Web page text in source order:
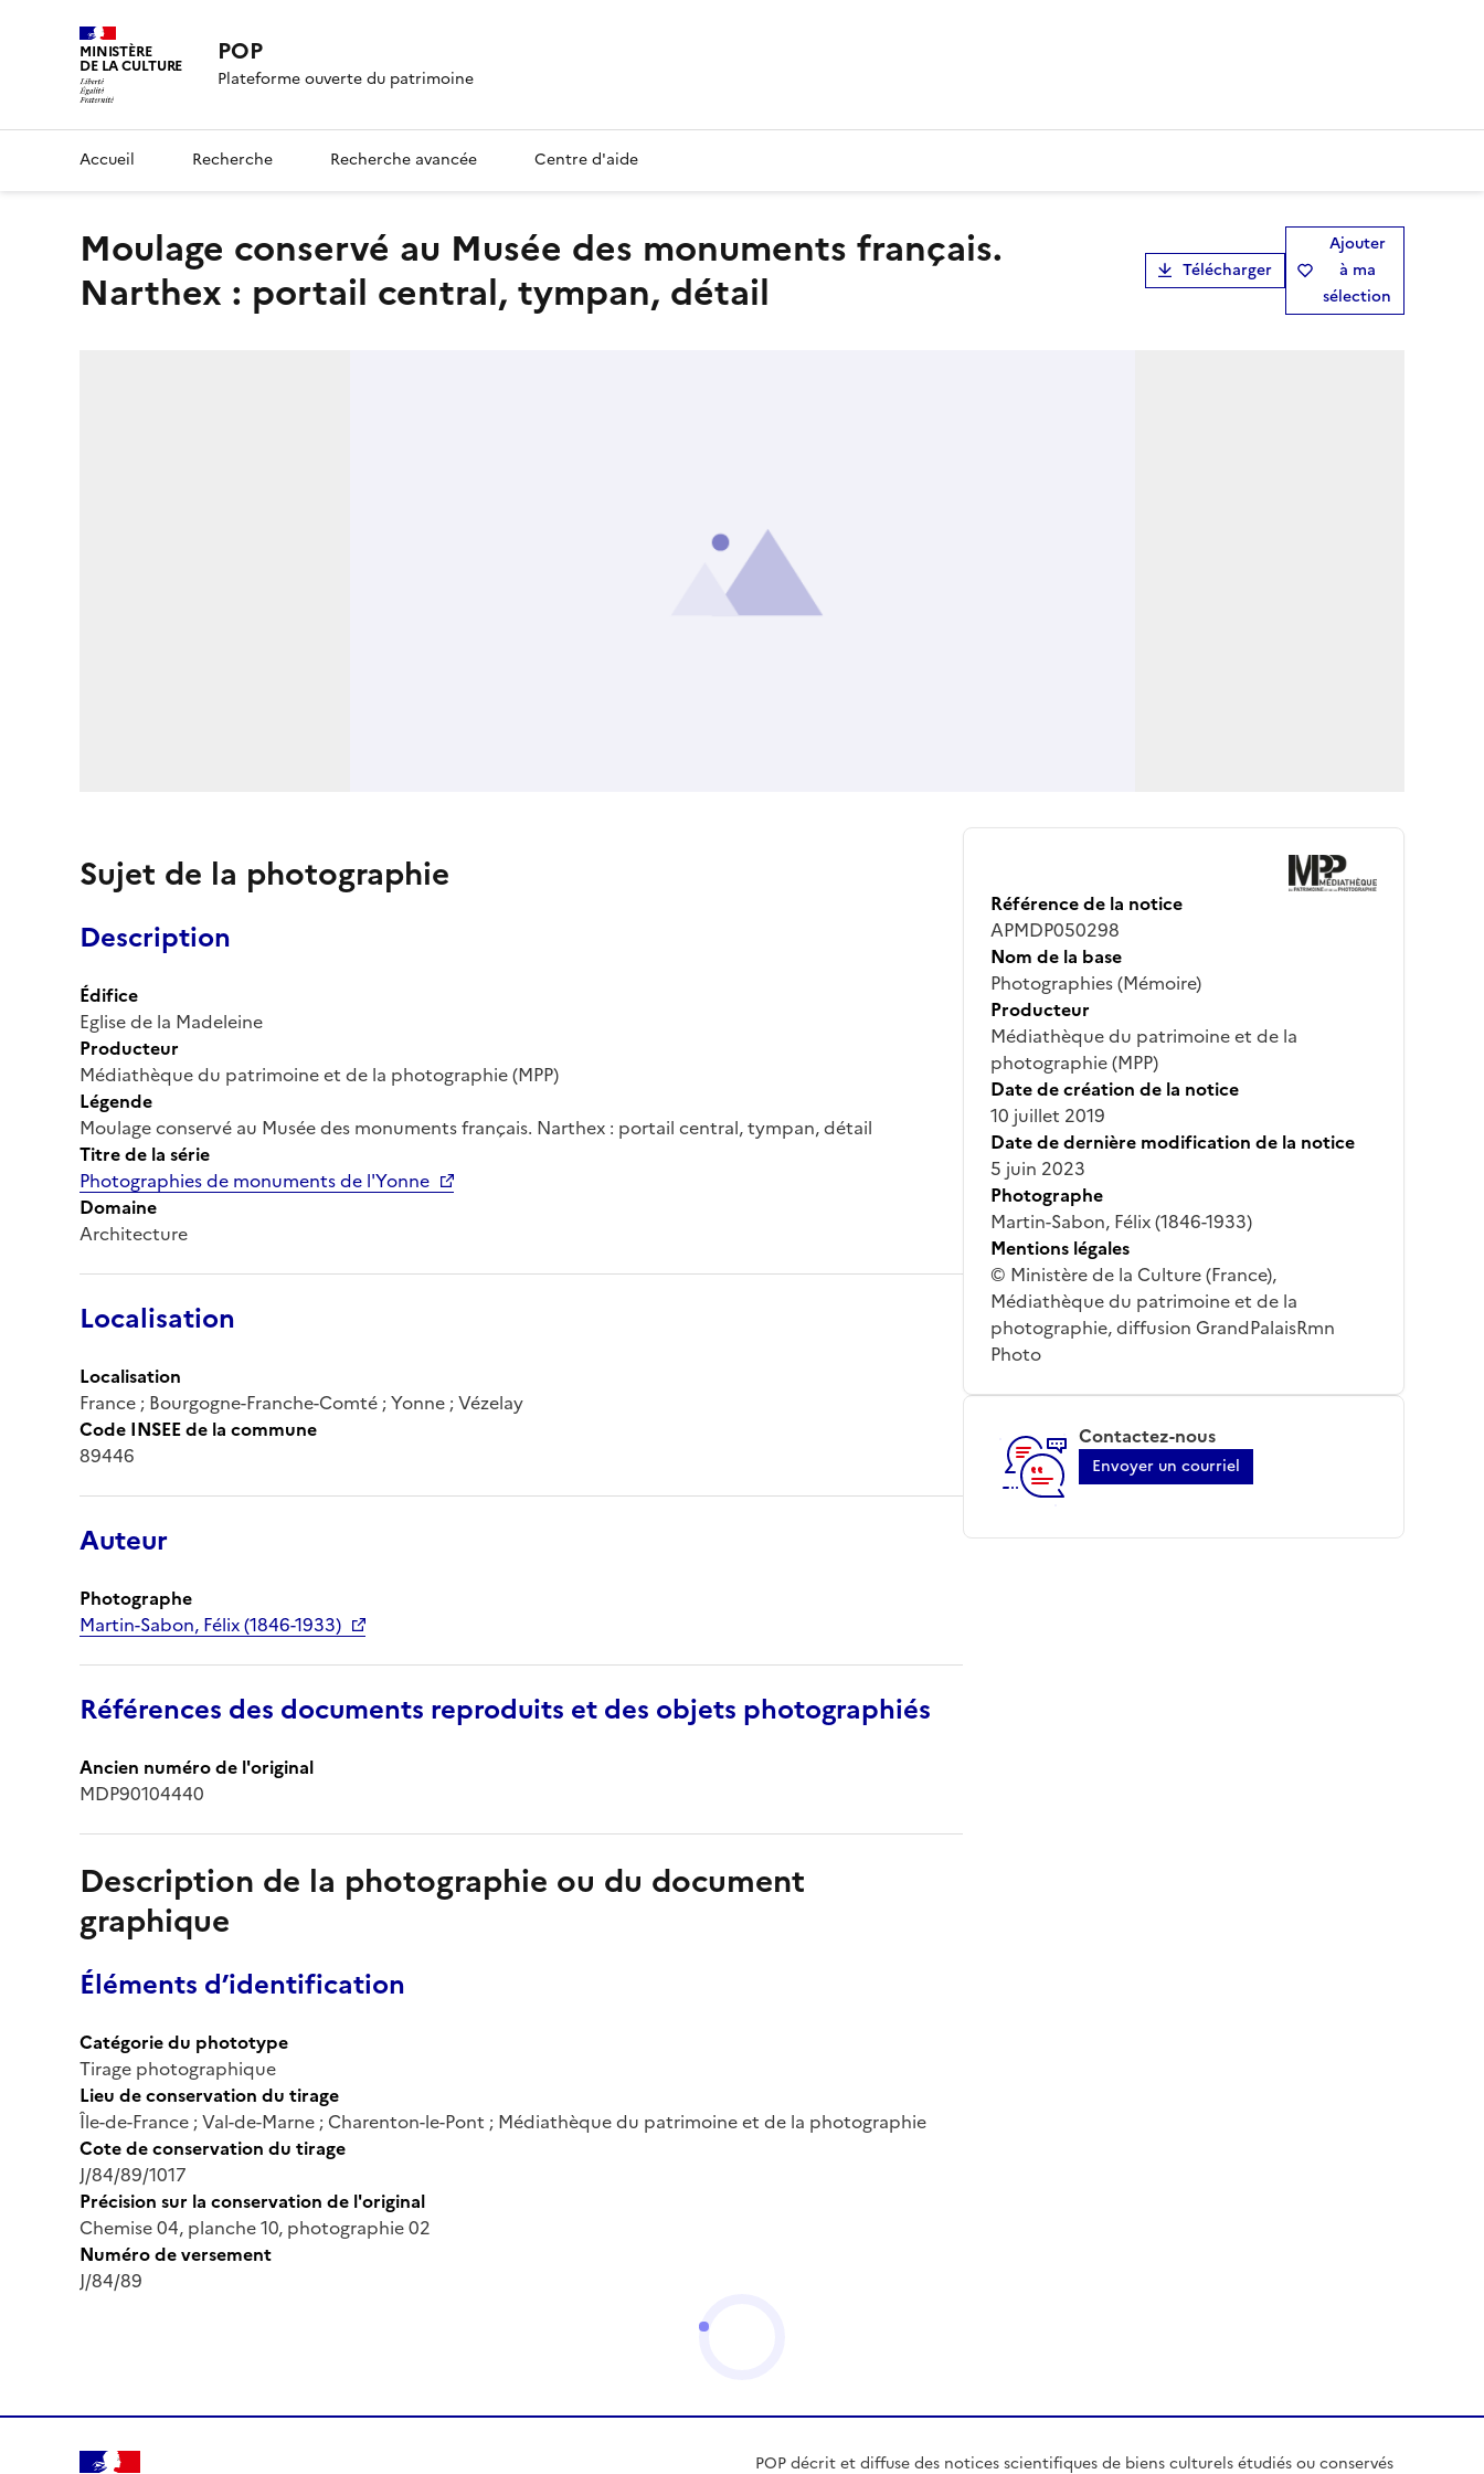
MINISTÈRE
DE LA CULTURE POP
Plateforme ouverte du patrimoine
Accueil Recherche Recherche avancée Centre d'aide
Moulage conservé au Musée des monuments français.
Narthex : portail central, tympan, détail
Télécharger
Ajouter
à ma
sélection
Sujet de la photographie
Description
Édifice
Eglise de la Madeleine
Producteur
Médiathèque du patrimoine et de la photographie (MPP)
Légende
Moulage conservé au Musée des monuments français. Narthex : portail central, tympan, détail
Titre de la série
Photographies de monuments de l'Yonne
Domaine
Architecture
Localisation
Localisation
France ; Bourgogne-Franche-Comté ; Yonne ; Vézelay
Code INSEE de la commune
89446
Auteur
Photographe
Martin-Sabon, Félix (1846-1933)
Références des documents reproduits et des objets photographiés
Ancien numéro de l'original
MDP90104440
Description de la photographie ou du document
graphique
Éléments d’identification
Catégorie du phototype
Tirage photographique
Lieu de conservation du tirage
Île-de-France ; Val-de-Marne ; Charenton-le-Pont ; Médiathèque du patrimoine et de la photographie
Cote de conservation du tirage
J/84/89/1017
Précision sur la conservation de l'original
Chemise 04, planche 10, photographie 02
Numéro de versement
J/84/89
Référence de la notice
APMDP050298
Nom de la base
Photographies (Mémoire)
Producteur
Médiathèque du patrimoine et de la
photographie (MPP)
Date de création de la notice
10 juillet 2019
Date de dernière modification de la notice
5 juin 2023
Photographe
Martin-Sabon, Félix (1846-1933)
Mentions légales
© Ministère de la Culture (France),
Médiathèque du patrimoine et de la
photographie, diffusion GrandPalaisRmn
Photo
Contactez-nous
Envoyer un courriel
POP décrit et diffuse des notices scientifiques de biens culturels étudiés ou conservés